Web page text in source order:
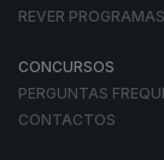
REVER PROGRAMAS
CONCURSOS
PERGUNTAS
CONTACTOS